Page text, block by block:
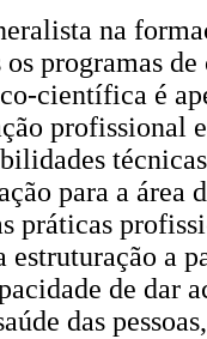
na
programas
científica é
profissional
para a área
práticas
estruturação a
de dar
das